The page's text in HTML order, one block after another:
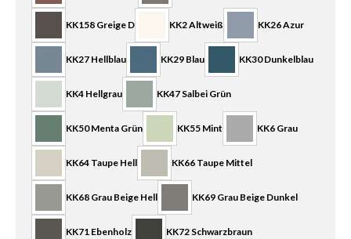
KK158 Greige D KK2 Altweiß KK26 Azur
KK27 Hellblau KK29 Blau KK30 Dunkelblau
KK4 Hellgrau KK47 Salbei Grün
KK50 Menta Grün KK55 Mint KK6 Grau
KK64 Taupe Hell KK66 Taupe Mittel
KK68 Grau Beige Hell KK69 Grau Beige Dunkel
KK71 Ebenholz KK72 Schwarzbraun